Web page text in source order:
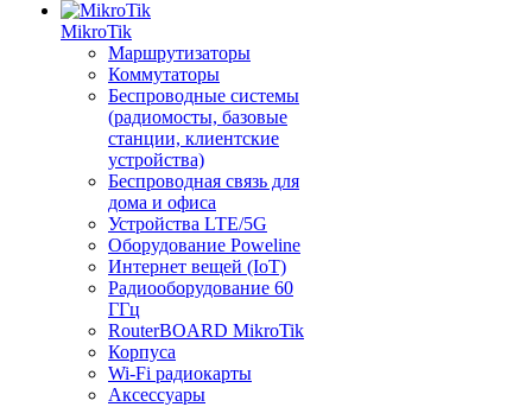
MikroTik
Маршрутизаторы
Коммутаторы
Беспроводные системы
(радиомосты, базовые
станции, клиентские
устройства)
Беспроводная связь для
дома и офиса
Устройства LTE/5G
Оборудование Poweline
Интернет вещей (IoT)
Радиооборудование 60
ГГц
RouterBOARD MikroTik
Корпуса
Wi-Fi радиокарты
Аксессуары